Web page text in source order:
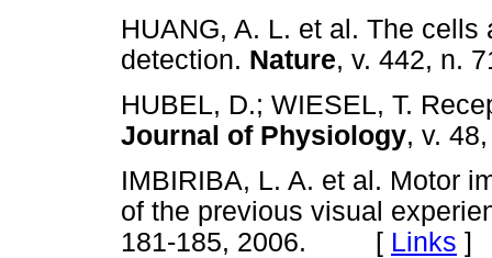
HUANG, A. L. et al. The
detection. Nature, v. 442,
HUBEL, D.; WIESEL, T.
Journal of Physiology, v.
IMBIRIBA, L. A. et al. Motor
of the previous visual
181-185, 2006. [ Links ]